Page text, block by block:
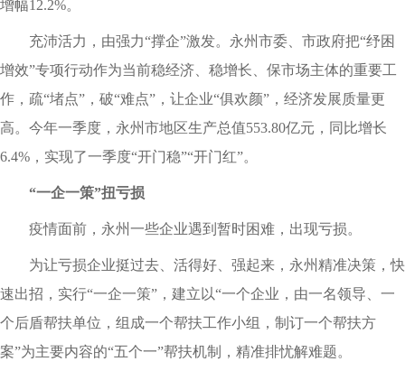
增幅12.2%。
充沛活力，由强力“撑企”激发。永州市委、市政府把“纾困
增效”专项行动作为当前稳经济、稳增长、保市场主体的重要工
作，疏“堵点”，破“难点”，让企业“俱欢颜”，经济发展质量更
高。今年一季度，永州市地区生产总值553.80亿元，同比增长
6.4%，实现了一季度“开门稳”“开门红”。
“一企一策”扭亏损
疫情面前，永州一些企业遇到暂时困难，出现亏损。
为让亏损企业挺过去、活得好、强起来，永州精准决策，快
速出招，实行“一企一策”，建立以“一个企业，由一名领导、一
个后盾帮扶单位，组成一个帮扶工作小组，制订一个帮扶方
案”为主要内容的“五个一”帮扶机制，精准排忧解难题。